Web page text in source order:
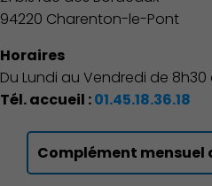
94220 Charenton-le-Pont
Horaires
Du Lundi au Vendredi de 8h30
Tél. accueil :01.45.18.36.18
Complément mensuel